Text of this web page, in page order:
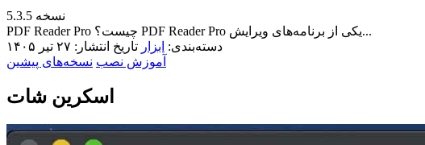
نسخه 5.3.5
PDF Reader Pro چیست؟ PDF Reader Pro یکی از برنامه‌های ویرایش...
دسته‌بندی: ابزار تاریخ انتشار: ۲۷ تیر ۱۴۰۵
آموزش نصب نسخه‌های پیشین
اسکرین شات